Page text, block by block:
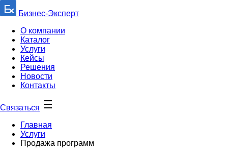
Бизнес-Эксперт
О компании
Каталог
Услуги
Кейсы
Решения
Новости
Контакты
Связаться
Главная
Услуги
Продажа программ